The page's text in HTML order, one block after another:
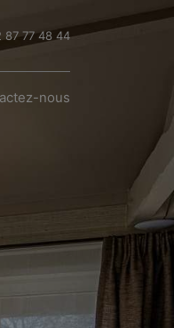
87 77 48 44
nous